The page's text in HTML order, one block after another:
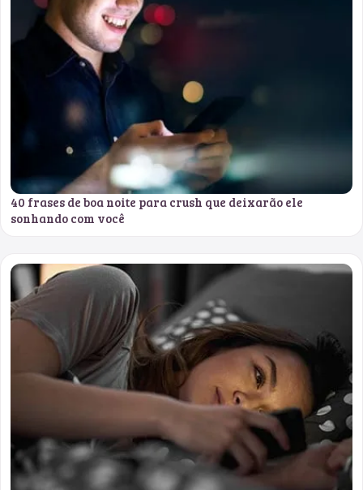
40 frases de boa noite para crush que deixarão ele
sonhando com você